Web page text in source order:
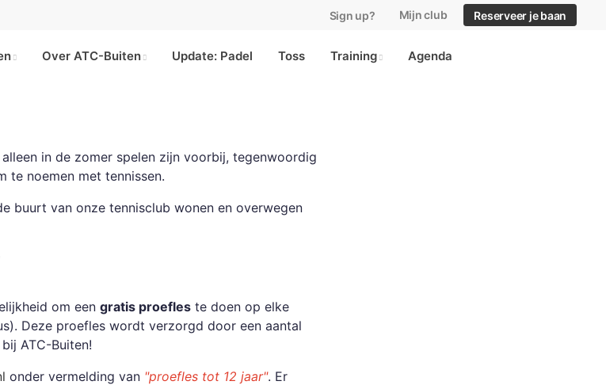
Sign up? Mijn club Reserveer je baan
Over ATC-Buiten Update: Padel Toss Training Agenda
in de zomer spelen zijn voorbij, tegenwoordig
te noemen met tennissen.
buurt van onze tennisclub wonen en overwegen
om een gratis proefles te doen op elke
Deze proefles wordt verzorgd door een aantal
ATC-Buiten!
onder vermelding van "proefles tot 12 jaar". Er